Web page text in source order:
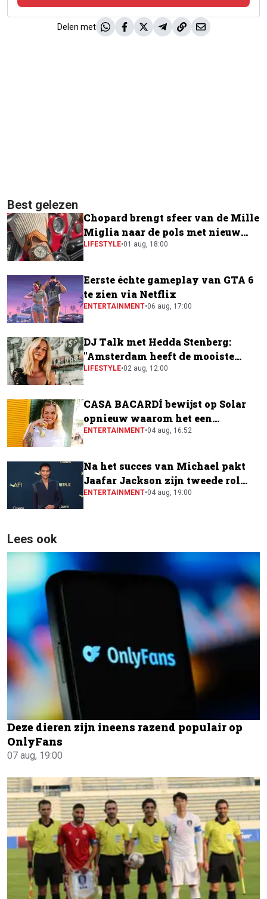
Delen met
Best gelezen
Chopard brengt sfeer van de Mille
Miglia naar de pols met nieuw
horloge
LIFESTYLE•01 aug, 18:00
Eerste échte gameplay van GTA 6
te zien via Netflix
ENTERTAINMENT•06 aug, 17:00
DJ Talk met Hedda Stenberg:
"Amsterdam heeft de mooiste
festivalscene van Europa"
LIFESTYLE•02 aug, 12:00
CASA BACARDÍ bewijst op Solar
opnieuw waarom het een
festivalfavoriet is
ENTERTAINMENT•04 aug, 16:52
Na het succes van Michael pakt
Jaafar Jackson zijn tweede rol
naast Will Smith
ENTERTAINMENT•04 aug, 19:00
Lees ook
Deze dieren zijn ineens razend populair op
OnlyFans
07 aug, 19:00